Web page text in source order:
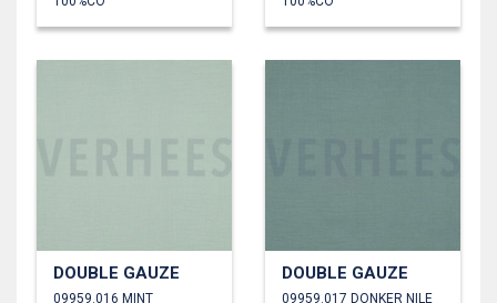
DOUBLE GAUZE
09959.016 MINT
DOUBLE GAUZE
09959.017 DONKER NILE